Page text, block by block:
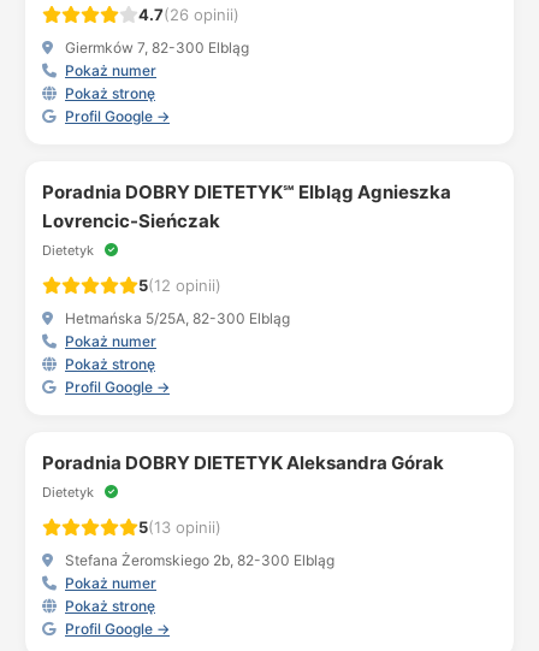
4.7(26 opinii)
Giermków 7, 82-300 Elbląg
Pokaż numer
Pokaż stronę
Profil Google →
Poradnia DOBRY DIETETYK℠ Elbląg Agnieszka
Lovrencic-Sieńczak
Dietetyk
5(12 opinii)
Hetmańska 5/25A, 82-300 Elbląg
Pokaż numer
Pokaż stronę
Profil Google →
Poradnia DOBRY DIETETYK Aleksandra Górak
Dietetyk
5(13 opinii)
Stefana Żeromskiego 2b, 82-300 Elbląg
Pokaż numer
Pokaż stronę
Profil Google →